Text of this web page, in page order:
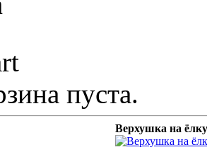
пуста.
Верхушка на